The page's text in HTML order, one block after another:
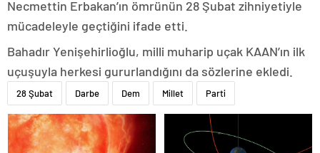
Necmettin Erbakan’ın ömrünün 28 Şubat zihniyetiyle
mücadeleyle geçtiğini ifade etti.
Bahadır Yenişehirlioğlu, milli muharip uçak KAAN’ın ilk
uçuşuyla herkesi gururlandığını da sözlerine ekledi.
28 Şubat Darbe Dem Millet Parti